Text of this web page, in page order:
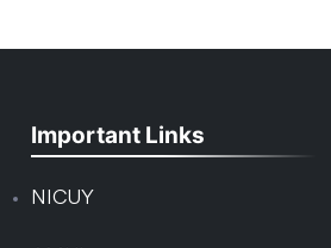
Important Links
NICUY